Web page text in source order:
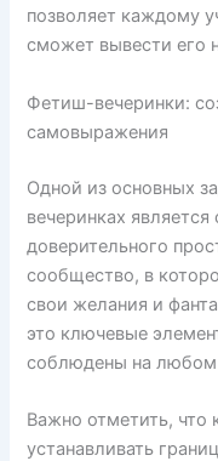
позволяет каждому
сможет вывести его
Фетиш-вечеринки:
самовыражения
Одной из основных
вечеринках
доверительного
сообщество, в
свои желания и
это ключевые
соблюдены на
Важно отметить, что
устанавливать